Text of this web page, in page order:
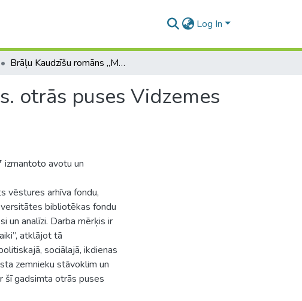
Log In
Brāļu Kaudzīšu romāns „Mērnieku laiki” kā 19.gs. otrās puses Vidzemes zemnieka dzīves atspoguļotājs
otrās puses Vidzemes
izmantoto avotu un
vēstures arhīva fondu,
bibliotēkas fondu
un analīzi. Darba mērķis ir
atklājot tā
sociālajā, ikdienas
zemnieku stāvoklim un
šī gadsimta otrās puses